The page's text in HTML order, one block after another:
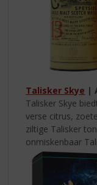
Talisker Skye |
Talisker Skye
verse citrus,
ziltige Talisker
onmiskenbaar